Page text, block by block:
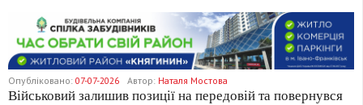
Опубліковано: 07-07-2026 Автор: Наталя Мостова
Військовий залишив позиції на передовій та повернувся